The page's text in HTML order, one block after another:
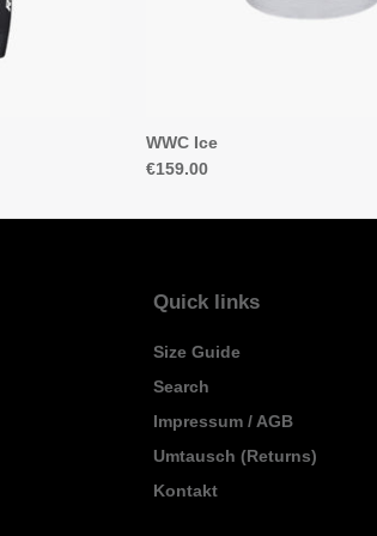
WWC Ice
€159.00
Quick links
Size Guide
Search
Impressum / AGB
Umtausch (Returns)
Kontakt